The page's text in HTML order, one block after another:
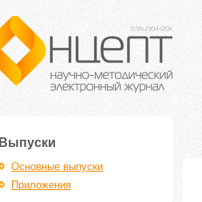
Выпуски
Основные выпуски
Приложения